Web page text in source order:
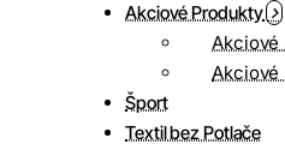
Akciové Produkty
Akciové
Akciové
Šport
Textil bez Potlače